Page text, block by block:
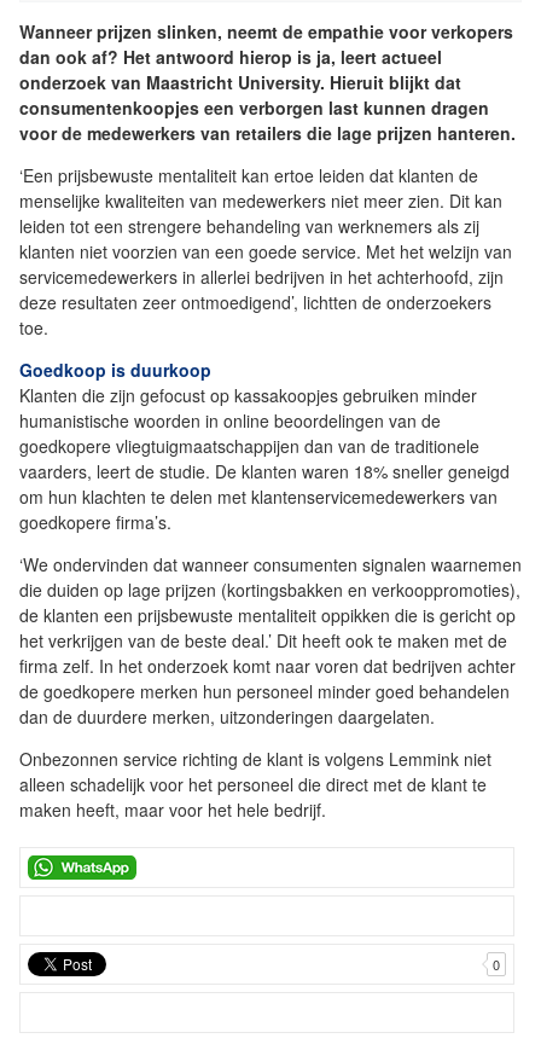
Wanneer prijzen slinken, neemt de empathie voor verkopers
dan ook af? Het antwoord hierop is ja, leert actueel
onderzoek van Maastricht University. Hieruit blijkt dat
consumentenkoopjes een verborgen last kunnen dragen
voor de medewerkers van retailers die lage prijzen hanteren.
‘Een prijsbewuste mentaliteit kan ertoe leiden dat klanten de
menselijke kwaliteiten van medewerkers niet meer zien. Dit kan
leiden tot een strengere behandeling van werknemers als zij
klanten niet voorzien van een goede service. Met het welzijn van
servicemedewerkers in allerlei bedrijven in het achterhoofd, zijn
deze resultaten zeer ontmoedigend’, lichtten de onderzoekers
toe.
Goedkoop is duurkoop
Klanten die zijn gefocust op kassakoopjes gebruiken minder
humanistische woorden in online beoordelingen van de
goedkopere vliegtuigmaatschappijen dan van de traditionele
vaarders, leert de studie. De klanten waren 18% sneller geneigd
om hun klachten te delen met klantenservicemedewerkers van
goedkopere firma’s.
‘We ondervinden dat wanneer consumenten signalen waarnemen
die duiden op lage prijzen (kortingsbakken en verkooppromoties),
de klanten een prijsbewuste mentaliteit oppikken die is gericht op
het verkrijgen van de beste deal.’ Dit heeft ook te maken met de
firma zelf. In het onderzoek komt naar voren dat bedrijven achter
de goedkopere merken hun personeel minder goed behandelen
dan de duurdere merken, uitzonderingen daargelaten.
Onbezonnen service richting de klant is volgens Lemmink niet
alleen schadelijk voor het personeel die direct met de klant te
maken heeft, maar voor het hele bedrijf.
0